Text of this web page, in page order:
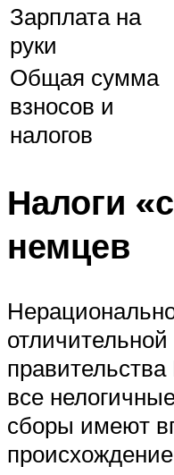
Зарплата на
руки
Общая сумма
взносов и
налогов
Налоги
немцев
отличительной
все
сборы имеют